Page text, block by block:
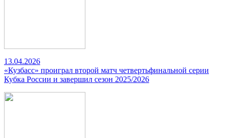
13.04.2026
«Кузбасс» проиграл второй матч четвертьфинальной серии
Кубка России и завершил сезон 2025/2026